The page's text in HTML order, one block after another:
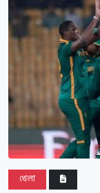
খেলা